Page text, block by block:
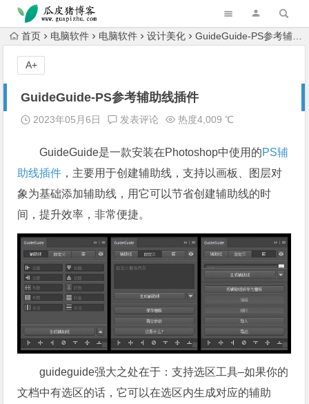
跳转到主内容
首页 电脑软件 电脑软件 设计美化 GuideGuide-PS参考辅助线插件
GuideGuide-PS参考辅助线插件
2023年05月6日 发表评论 热度4,009 ℃
GuideGuide是一款安装在Photoshop中使用的PS辅
助线插件 ，主要用于创建辅助线，支持以画板、图层对
象为基础添加辅助线，用它可以节省创建辅助线的时
间，提升效率，非常便捷。
guideguide强大之处在于：支持选区工具–如果你的
文档中有选区的话，它可以在选区内生成对应的辅助
A+